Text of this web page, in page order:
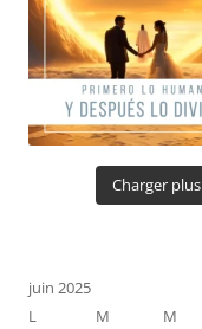
Charger plus
juin 2025
L
M M